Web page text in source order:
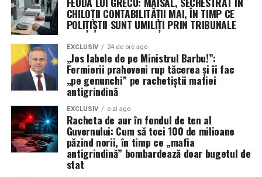
a revenit la escortarea directă. Astăzi, Marina pare să
repete aceleași greșeli, încercând să creeze „coridoare
sigure” de la distanță, o tactică ce nu a reușit să
convingă armatorii să își trimită navele la apă.
După cinci luni de conflict, concluzia este ineluctabilă: o
strâmtoare blocată sub ochii unei flote de 290 de nave și
345.000 de marinari este, prin definiție, un eșec naval.
Până când această problemă nu va fi diagnosticată și
rezolvată, supremația maritimă a SUA rămâne doar un
concept teoretic, în timp ce 500 de nave comerciale
stau blocate, așteptând o siguranță care nu mai vine.
CHILOȚII CONTABILITĂȚII MAI, ÎN TIMP CE
POLIȚIȘTII SUNT UMILIȚI PRIN TRIBUNALE
EXCLUSIV 24 de ore ago
„Jos labele de pe Ministrul Barbu!”:
Fermierii prahoveni rup tăcerea și îi fac
„pe genunchi” pe rachetiștii mafiei
antigrindină
EXCLUSIV o zi ago
Racheta de aur în fondul de ten al
Guvernului: Cum să toci 100 de milioane
păzind norii, în timp ce „mafia
antigrindină” bombardează doar bugetul de
stat